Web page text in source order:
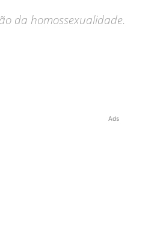
da homossexualidade.
Ads